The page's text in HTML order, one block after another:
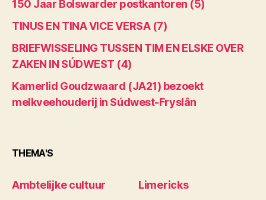
150 Jaar Bolswarder postkantoren (5)
TINUS EN TINA VICE VERSA (7)
BRIEFWISSELING TUSSEN TIM EN ELSKE OVER
ZAKEN IN SÚDWEST (4)
Kamerlid Goudzwaard (JA21) bezoekt
melkveehouderij in Súdwest-Fryslân
THEMA'S
Ambtelijke cultuur
Limericks